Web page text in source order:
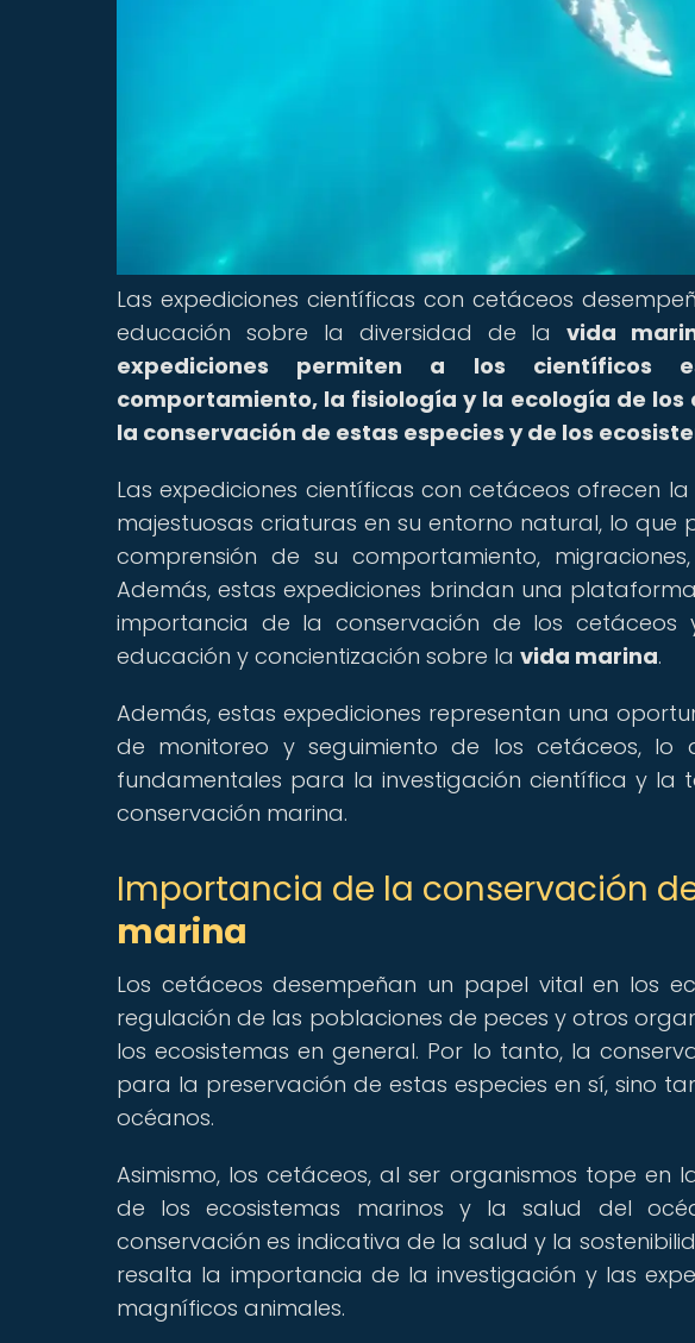
Las expediciones científicas con cetáceos
educación sobre la diversidad de lavida
expediciones permiten a los científicos
comportamiento, la fisiología y la ecología de los
la conservación de estas especies y de los
Las expediciones científicas con cetáceos ofrecen
majestuosas criaturas en su entorno natural, lo
comprensión de su comportamiento,
Además, estas expediciones brindan una
importancia de la conservación de los
educación y concientización sobre la vida marina.
Además, estas expediciones representan una
de monitoreo y seguimiento de los cetáceos,
fundamentales para la investigación científica y la
conservación marina.
Importancia de la conservación
marina
Los cetáceos desempeñan un papel vital en los
regulación de las poblaciones de peces y otros
los ecosistemas en general. Por lo tanto, la
para la preservación de estas especies en sí, sino
océanos.
Asimismo, los cetáceos, al ser organismos tope
de los ecosistemas marinos y la salud del
conservación es indicativa de la salud y la
resalta la importancia de la investigación y las
magníficos animales.